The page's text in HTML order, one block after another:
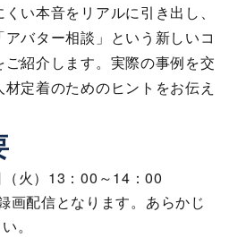
い本音をリアルに引き出し、
バター相談」という新しいコ
ご紹介します。実際の事例を交
定着のためのヒントをお伝え
火）13：00～14：00
画配信となります。あらかじ
。